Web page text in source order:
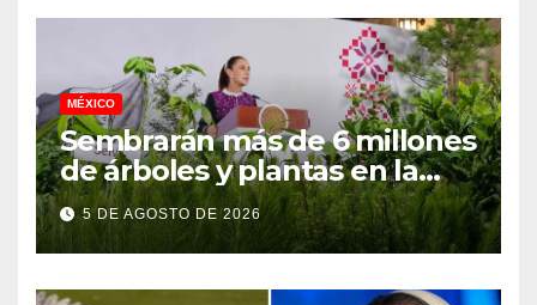
MÉXICO
Sembrarán más de 6 millones
de árboles y plantas en la
Jornada Nacional de
Reforestación 2026
5 DE AGOSTO DE 2026